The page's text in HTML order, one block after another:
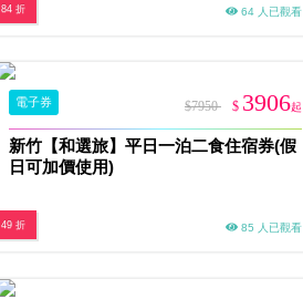
84 折 64 人已觀看
電子券 $7950 $ 3906起
新竹【和選旅】平日一泊二食住宿券(假
日可加價使用)
49 折 85 人已觀看